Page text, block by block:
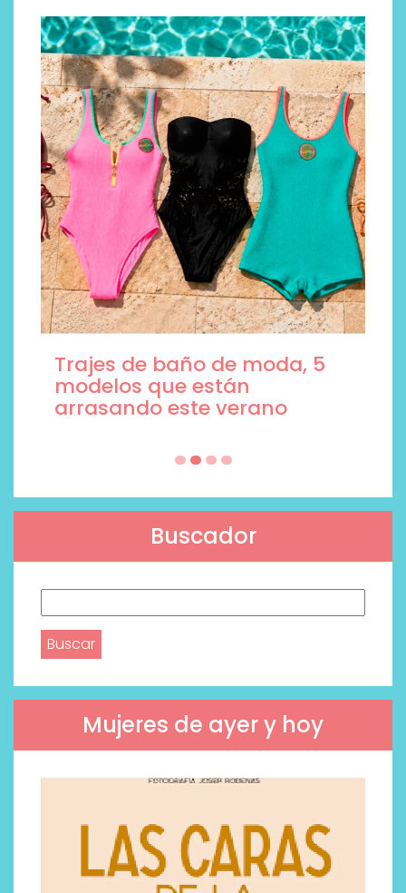
Trajes de baño de moda, 5
modelos que están
arrasando este verano
Buscador
Mujeres de ayer y hoy